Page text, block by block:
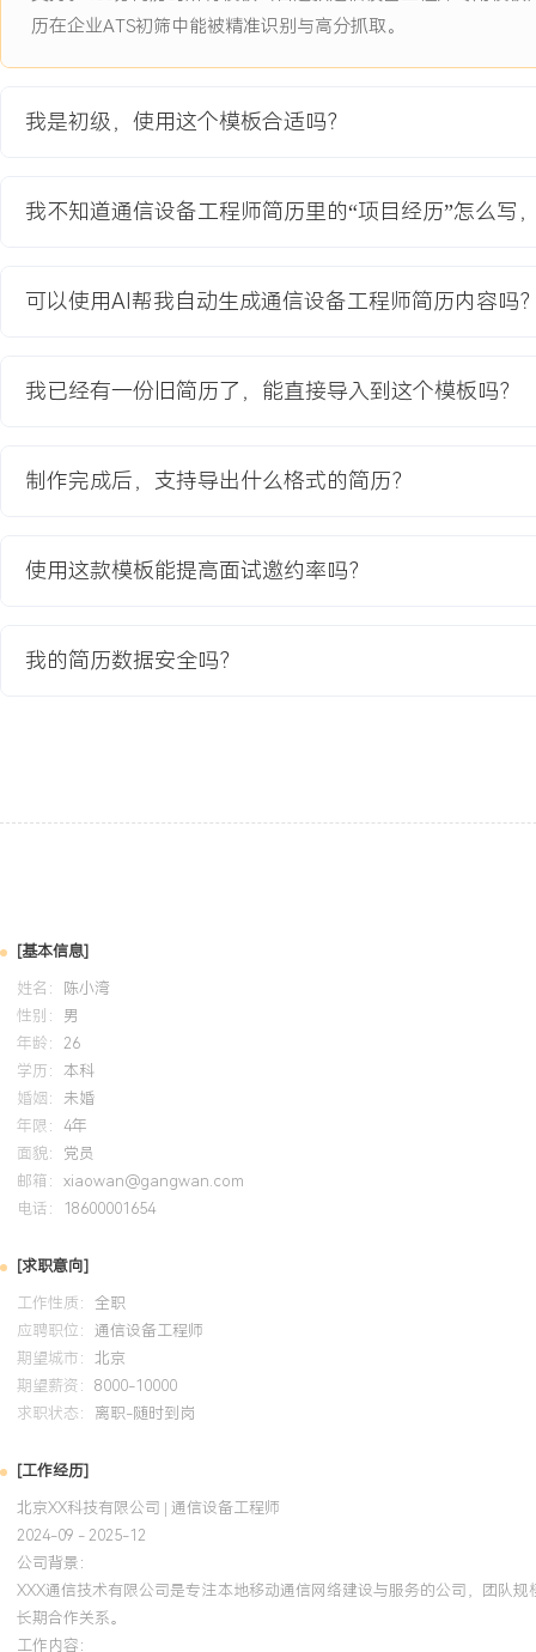
优化项目
XXX个4G站点中新增5G设备，实现热点区域4G/5G协同覆盖。原有
项目职责：
路由及天面资源现状，拍摄关键位置照片，识别出X处电源需改造、
瓶颈点。
电改造施工，严格按照操作规范进行设备加电与单板状态检查。
3.数据配置：根据规划参数，在现场通过笔记本对新增的5G设备进
4.优化支持：在集群优化阶段，配合网优工程师进行现场测试，根据
与下倾角，并反馈调整后的实时测试数据。
1.负责的XX个站点全部按时完成硬件安装与软件开通，一次验收通过
GPA X.XX/4.0（专业前XX%），主修移动通信原理、光纤通信、计
熟练掌握CAD制图与Visio网络拓扑绘制。完成校园网规划课程设计
入点布局设计与信号仿真，使用华为eNSP完成小型企业网络搭建与
自我评价
工作背景：拥有近X年通信设备一线工程与维护经验，熟悉从设备安
巡检、故障处理的完整流程，累计独立维护站点XXX个，处理故障
备扎实的设备动手能力与现场问题解决能力，能熟练使用各类仪表
写自动化脚本将重复性工作效率提升XXX%。项目贡献：作为核心成
XXX%。个人特质：责任心强，工作细致，具备良好的文档习惯与团
频繁的现场作业与出差工作节奏，持续学习新技术以适应网络演进。
培训经历
系统学习了大规模IP网络规划与故障排除知识，将网络路由与交换理
在负责的城域网接入设备维护中，运用所学精准定位并解决了多起
发的业务中断问题，将类似问题的平均排查时间缩短了约XXX%。输
被团队采纳为标准作业程序的一部分。
历在企业ATS初筛中能被精准识别与高分抓取。
我是初级，使用这个模板合适吗？
我不知道通信设备工程师简历里的“项目经历”怎么写
可以使用AI帮我自动生成通信设备工程师简历内容吗
我已经有一份旧简历了，能直接导入到这个模板吗？
制作完成后，支持导出什么格式的简历？
使用这款模板能提高面试邀约率吗？
我的简历数据安全吗？
[基本信息]
姓名：
陈小湾
性别： 男
年龄： 26
学历： 本科
婚姻： 未婚
年限： 4年
面貌： 党员
邮箱： xiaowan@gangwan.com
电话：
18600001654
[求职意向]
工作性质： 全职
应聘职位： 通信设备工程师
期望城市： 北京
期望薪资： 8000-10000
求职状态： 离职-随时到岗
[工作经历]
北京XX科技有限公司 | 通信设备工程师
2024-09 - 2025-12
公司背景：
XXX通信技术有限公司是专注本地移动通信网络建设与服务的公司，团队
长期合作关系。
工作内容：